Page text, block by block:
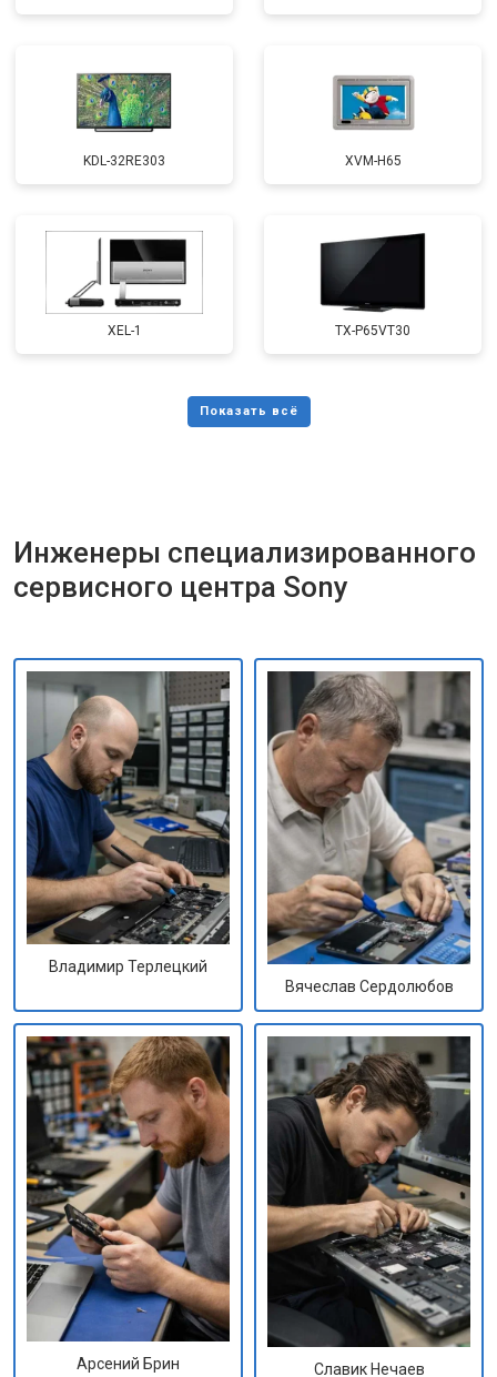
KDL-32RE303 XVM-H65
XEL-1 TX-P65VT30
Инженеры специализированного
сервисного центра Sony
Владимир Терлецкий
Вячеслав Сердолюбов
Арсений Брин Славик Нечаев